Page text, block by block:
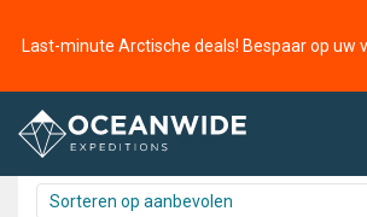
Last-minute Arctische deals! Bespaar op uw
Reizen
61 reizen gevonden